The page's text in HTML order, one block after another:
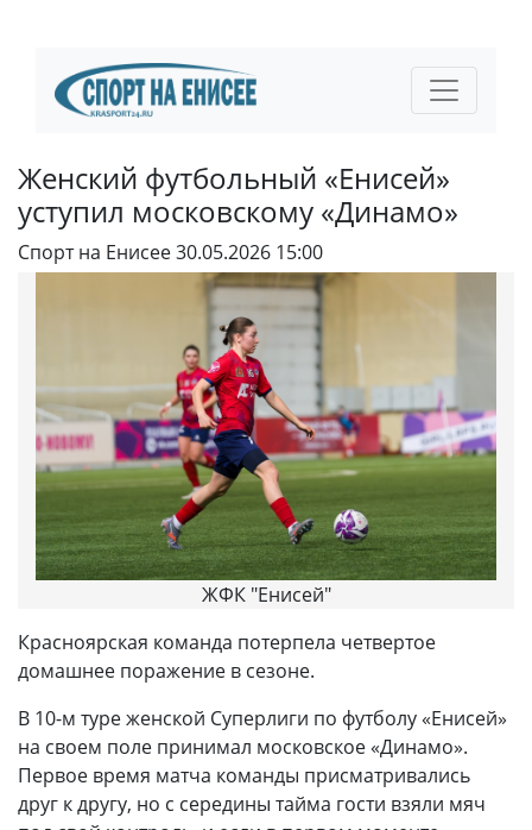
Женский футбольный «Енисей»
уступил московскому «Динамо»
Спорт на Енисее30.05.2026 15:00
ЖФК "Енисей"
Красноярская команда потерпела четвертое
домашнее поражение в сезоне.
В 10-м туре женской Суперлиги по футболу «Енисей»
на своем поле принимал московское «Динамо».
Первое время матча команды присматривались
друг к другу, но с середины тайма гости взяли мяч